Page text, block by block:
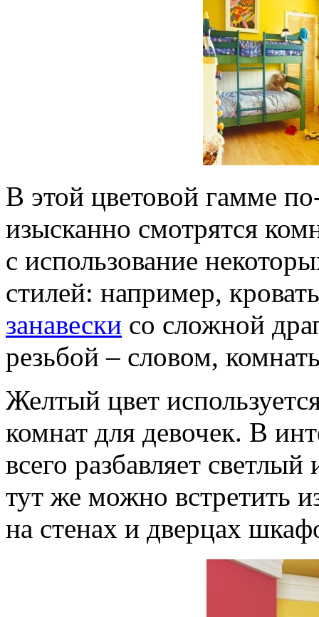
В этой цветовой гамме
изысканно смотрятся
с использование
стилей: например,
занавески со сложной
резьбой – словом,
Желтый цвет
комнат для девочек. В
всего разбавляет
тут же можно встретить
на стенах и дверцах